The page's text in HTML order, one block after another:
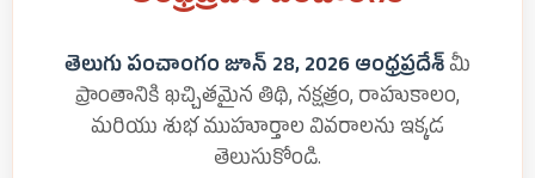
తెలుగు పంచాంగం జూన్ 28, 2026 ఆంధ్రప్రదేశ్మీ
ప్రాంతానికి ఖచ్చితమైన తిథి, నక్షత్రం, రాహుకాలం,
మరియు శుభ ముహూర్తాల వివరాలను ఇక్కడ
తెలుసుకోండి.